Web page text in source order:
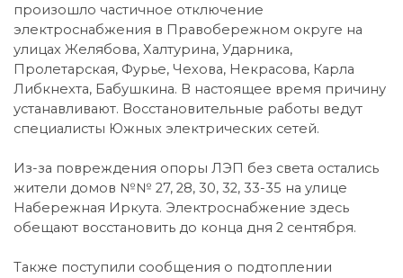
произошло частичное отключение
электроснабжения в Правобережном округе на
улицах Желябова, Халтурина, Ударника,
Пролетарская, Фурье, Чехова, Некрасова, Карла
Либкнехта, Бабушкина. В настоящее время причину
устанавливают. Восстановительные работы ведут
специалисты Южных электрических сетей.
Из-за повреждения опоры ЛЭП без света остались
жители домов №№ 27, 28, 30, 32, 33-35 на улице
Набережная Иркута. Электроснабжение здесь
обещают восстановить до конца дня 2 сентября.
Также поступили сообщения о подтоплении